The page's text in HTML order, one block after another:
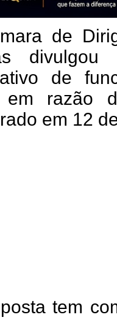
de
de
em razão
em 12
tem